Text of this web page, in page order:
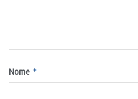
Nome *